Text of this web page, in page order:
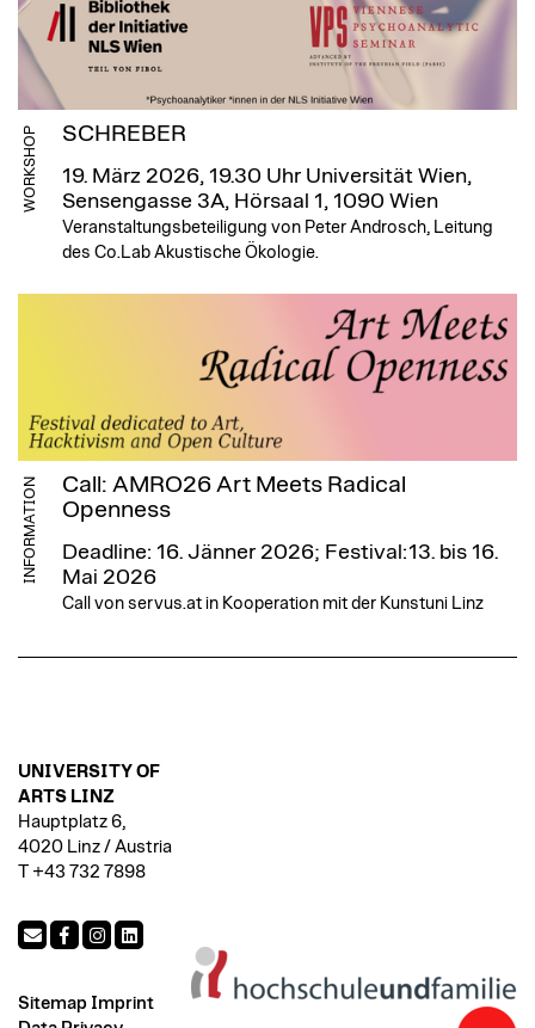
WORKSHOP SCHREBER
19. März 2026, 19.30 Uhr Universität Wien,
Sensengasse 3A, Hörsaal 1, 1090 Wien
Veranstaltungsbeteiligung von Peter Androsch, Leitung
des Co.Lab Akustische Ökologie.
INFORMATION
Call: AMRO26 Art Meets Radical
Openness
Deadline: 16. Jänner 2026; Festival:13. bis 16.
Mai 2026
Call von servus.at in Kooperation mit der Kunstuni Linz
UNIVERSITY OF
ARTS LINZ
Hauptplatz 6,
4020 Linz / Austria
T +43 732 7898
Sitemap Imprint